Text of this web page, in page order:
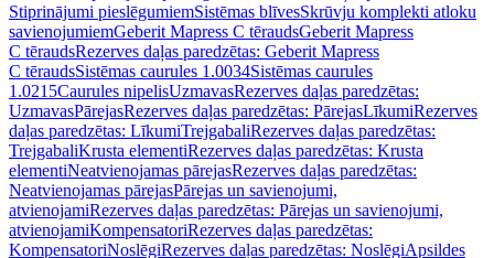
Stiprinājumi pieslēgumiemSistēmas blīvesSkrūvju komplekti atloku
savienojumiemGeberit Mapress C tēraudsGeberit Mapress
C tēraudsRezerves daļas paredzētas: Geberit Mapress
C tēraudsSistēmas caurules 1.0034Sistēmas caurules
1.0215Caurules nipelisUzmavasRezerves daļas paredzētas:
UzmavasPārejasRezerves daļas paredzētas: PārejasLīkumiRezerves
daļas paredzētas: LīkumiTrejgabaliRezerves daļas paredzētas:
TrejgabaliKrusta elementiRezerves daļas paredzētas: Krusta
elementiNeatvienojamas pārejasRezerves daļas paredzētas:
Neatvienojamas pārejasPārejas un savienojumi,
atvienojamiRezerves daļas paredzētas: Pārejas un savienojumi,
atvienojamiKompensatoriRezerves daļas paredzētas:
KompensatoriNoslēgiRezerves daļas paredzētas: NoslēgiApsildes